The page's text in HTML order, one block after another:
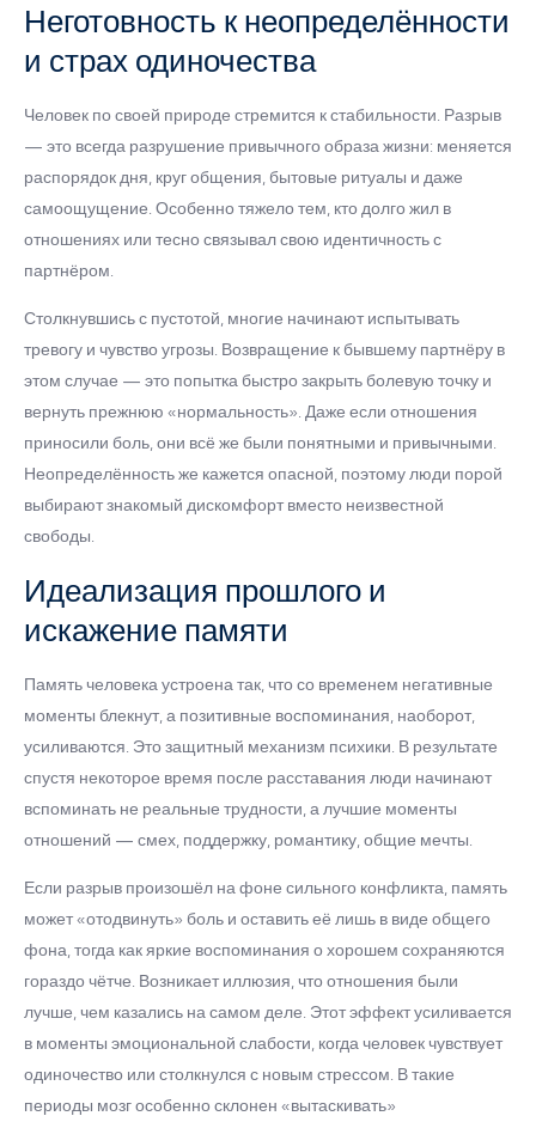
Неготовность к неопределённости
и страх одиночества
Человек по своей природе стремится к стабильности. Разрыв
— это всегда разрушение привычного образа жизни: меняется
распорядок дня, круг общения, бытовые ритуалы и даже
самоощущение. Особенно тяжело тем, кто долго жил в
отношениях или тесно связывал свою идентичность с
партнёром.
Столкнувшись с пустотой, многие начинают испытывать
тревогу и чувство угрозы. Возвращение к бывшему партнёру в
этом случае — это попытка быстро закрыть болевую точку и
вернуть прежнюю «нормальность». Даже если отношения
приносили боль, они всё же были понятными и привычными.
Неопределённость же кажется опасной, поэтому люди порой
выбирают знакомый дискомфорт вместо неизвестной
свободы.
Идеализация прошлого и
искажение памяти
Память человека устроена так, что со временем негативные
моменты блекнут, а позитивные воспоминания, наоборот,
усиливаются. Это защитный механизм психики. В результате
спустя некоторое время после расставания люди начинают
вспоминать не реальные трудности, а лучшие моменты
отношений — смех, поддержку, романтику, общие мечты.
Если разрыв произошёл на фоне сильного конфликта, память
может «отодвинуть» боль и оставить её лишь в виде общего
фона, тогда как яркие воспоминания о хорошем сохраняются
гораздо чётче. Возникает иллюзия, что отношения были
лучше, чем казались на самом деле. Этот эффект усиливается
в моменты эмоциональной слабости, когда человек чувствует
одиночество или столкнулся с новым стрессом. В такие
периоды мозг особенно склонен «вытаскивать»